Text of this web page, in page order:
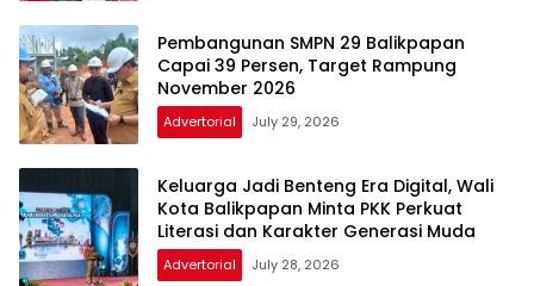
Pembangunan SMPN 29 Balikpapan
Capai 39 Persen, Target Rampung
November 2026
Advertorial July 29, 2026
Keluarga Jadi Benteng Era Digital, Wali
Kota Balikpapan Minta PKK Perkuat
Literasi dan Karakter Generasi Muda
Advertorial July 28, 2026